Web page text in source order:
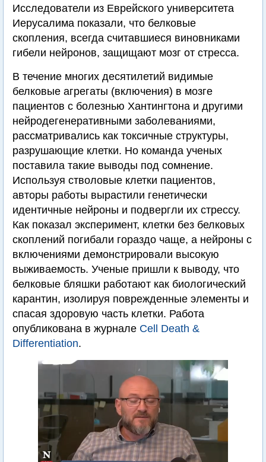
Исследователи из Еврейского университета
Иерусалима показали, что белковые
скопления, всегда считавшиеся виновниками
гибели нейронов, защищают мозг от стресса.
В течение многих десятилетий видимые
белковые агрегаты (включения) в мозге
пациентов с болезнью Хантингтона и другими
нейродегенеративными заболеваниями,
рассматривались как токсичные структуры,
разрушающие клетки. Но команда ученых
поставила такие выводы под сомнение.
Используя стволовые клетки пациентов,
авторы работы вырастили генетически
идентичные нейроны и подвергли их стрессу.
Как показал эксперимент, клетки без белковых
скоплений погибали гораздо чаще, а нейроны с
включениями демонстрировали высокую
выживаемость. Ученые пришли к выводу, что
белковые бляшки работают как биологический
карантин, изолируя поврежденные элементы и
спасая здоровую часть клетки. Работа
опубликована в журнале Сell Death &
Differentiation.